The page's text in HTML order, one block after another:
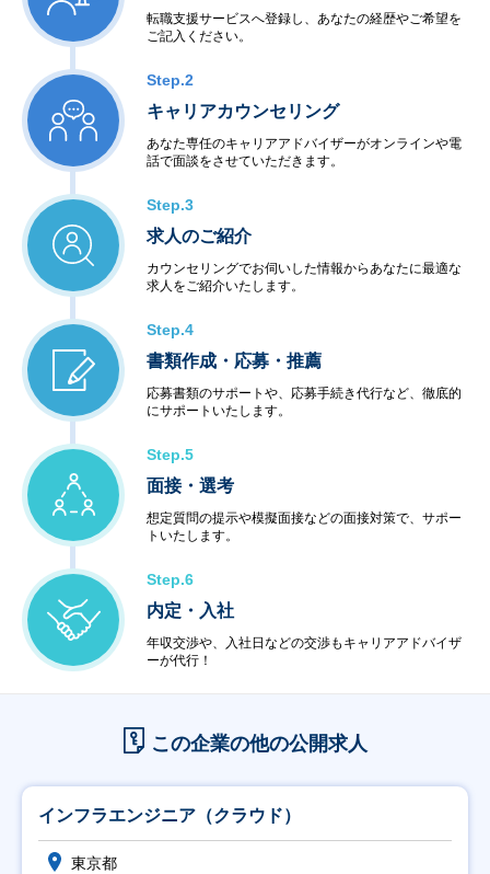
転職支援サービスへ登録し、あなたの経歴やご希望を
ご記入ください。
Step.2
キャリアカウンセリング
あなた専任のキャリアアドバイザーがオンラインや電
話で面談をさせていただきます。
Step.3
求人のご紹介
カウンセリングでお伺いした情報からあなたに最適な
求人をご紹介いたします。
Step.4
書類作成・応募・推薦
応募書類のサポートや、応募手続き代行など、徹底的
にサポートいたします。
Step.5
面接・選考
想定質問の提示や模擬面接などの面接対策で、サポー
トいたします。
Step.6
内定・入社
年収交渉や、入社日などの交渉もキャリアアドバイザ
ーが代行！
この企業の他の公開求人
インフラエンジニア（クラウド）
東京都